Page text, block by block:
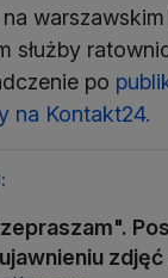
służby
po
na Kontakt24.